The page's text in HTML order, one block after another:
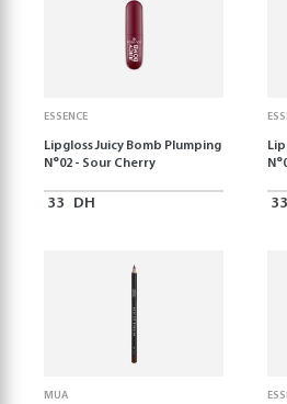
ESSENCE
Lipgloss Juicy Bomb Plumping
N°02 - Sour Cherry
33 DH 33
MUA